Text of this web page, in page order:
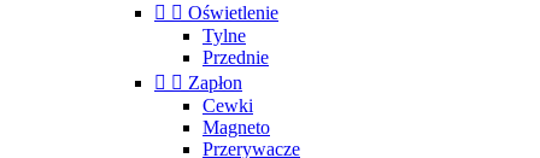
  Oświetlenie
Tylne
Przednie
  Zapłon
Cewki
Magneto
Przerywacze